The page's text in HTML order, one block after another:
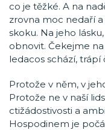
co je těžké. A na
zrovna moc nedaří
skoku. Na jeho
obnovit. Čekejme
ledacos schází, trápí
Protože v něm, v
Protože ne v naší
ctižádostivosti a
Hospodinem je